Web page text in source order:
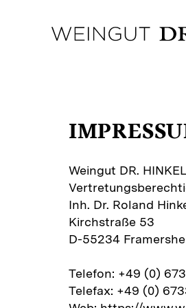
Weingut DR. HINKEL
Inh. Dr. Roland
Kirchstraße 53
D-55234
Telefon: +49 (0)
Telefax: +49 (0)